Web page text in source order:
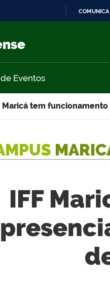
COMUNICA
Eventos
Maricá tem
IFF